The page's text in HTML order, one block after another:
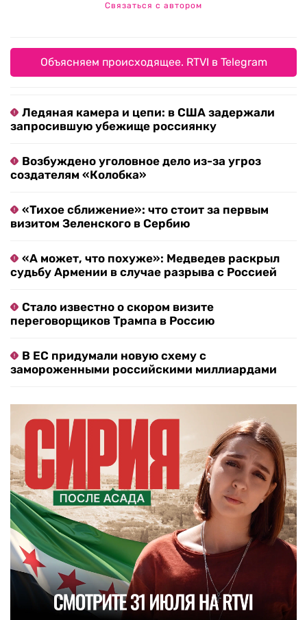
Связаться с автором
Объясняем происходящее. RTVI в Telegram
Ледяная камера и цепи: в США задержали
запросившую убежище россиянку
Возбуждено уголовное дело из-за угроз
создателям «Колобка»
«Тихое сближение»: что стоит за первым
визитом Зеленского в Сербию
«А может, что похуже»: Медведев раскрыл
судьбу Армении в случае разрыва с Россией
Стало известно о скором визите
переговорщиков Трампа в Россию
В ЕС придумали новую схему с
замороженными российскими миллиардами